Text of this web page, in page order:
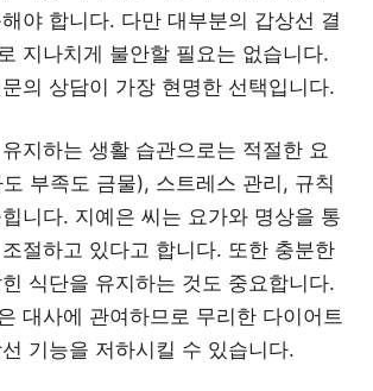
야 합니다. 다만 대부분의 갑상선 결
지나치게 불안할 필요는 없습니다.
의 상담이 가장 현명한 선택입니다.
지하는 생활 습관으로는 적절한 요
부족도 금물), 스트레스 관리, 규칙
니다. 지예은 씨는 요가와 명상을 통
절하고 있다고 합니다. 또한 충분한
식단을 유지하는 것도 중요합니다.
대사에 관여하므로 무리한 다이어트
기능을 저하시킬 수 있습니다.